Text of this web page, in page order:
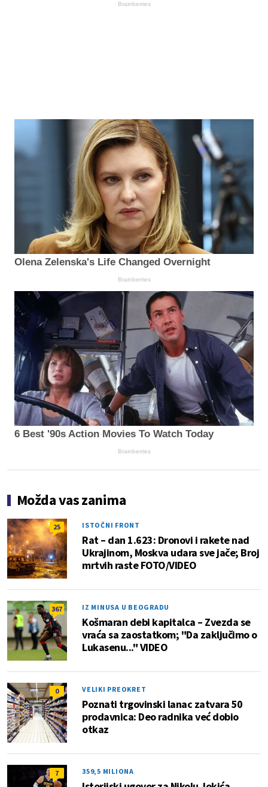
Brainberries
Olena Zelenska's Life Changed Overnight
Brainberries
6 Best '90s Action Movies To Watch Today
Brainberries
Možda vas zanima
25 ISTOČNI FRONT
Rat – dan 1.623: Dronovi i rakete nad
Ukrajinom, Moskva udara sve jače; Broj
mrtvih raste FOTO/VIDEO
367 IZ MINUSA U BEOGRADU
Košmaran debi kapitalca – Zvezda se
vraća sa zaostatkom; "Da zaključimo o
Lukasenu..." VIDEO
0 VELIKI PREOKRET
Poznati trgovinski lanac zatvara 50
prodavnica: Deo radnika već dobio
otkaz
7 359,5 MILIONA